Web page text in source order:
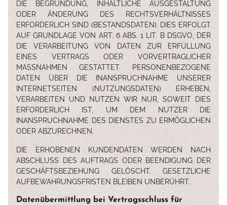
DIE BEGRÜNDUNG, INHALTLICHE AUSGESTALTUNG
ODER ÄNDERUNG DES RECHTSVERHÄLTNISSES
ERFORDERLICH SIND (BESTANDSDATEN). DIES ERFOLGT
AUF GRUNDLAGE VON ART. 6 ABS. 1 LIT. B DSGVO, DER
DIE VERARBEITUNG VON DATEN ZUR ERFÜLLUNG
EINES VERTRAGS ODER VORVERTRAGLICHER
MASSNAHMEN GESTATTET. PERSONENBEZOGENE D
ATEN ÜBER DIE INANSPRUCHNAHME UNSERER I
NTERNETSEITEN (NUTZUNGSDATEN) ERHEBEN, V
ERARBEITEN UND NUTZEN WIR NUR, SOWEIT DIES E
RFORDERLICH IST, UM DEM NUTZER DIE I
NANSPRUCHNAHME DES DIENSTES ZU ERMÖGLICHEN O
DER ABZURECHNEN.
DIE ERHOBENEN KUNDENDATEN WERDEN NACH
ABSCHLUSS DES AUFTRAGS ODER BEENDIGUNG DER
GESCHÄFTSBEZIEHUNG GELÖSCHT. GESETZLICHE
AUFBEWAHRUNGSFRISTEN BLEIBEN UNBERÜHRT.
Datenübermittlung bei Vertragsschluss für